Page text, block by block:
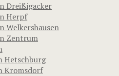
Dreißigacker
Herpf
Welkershausen
Zentrum
Hetschburg
Kromsdorf